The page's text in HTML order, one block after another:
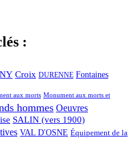
:
Croix DURENNE Fontaines
aux morts Monument aux morts et
hommes Oeuvres
SALIN (vers 1900)
VAL D'OSNE Équipement de la